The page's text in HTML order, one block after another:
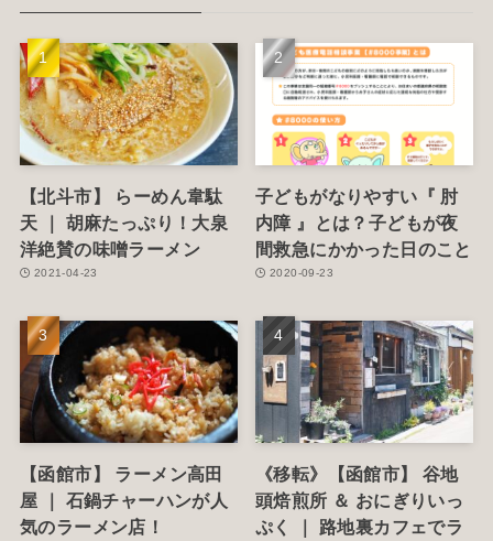
(5)
【北斗市】 らーめん韋駄
天 ｜ 胡麻たっぷり！大泉
洋絶賛の味噌ラーメン
2021-04-23
子どもがなりやすい『 肘
内障 』とは？子どもが夜
間救急にかかった日のこと
2020-09-23
【函館市】 ラーメン高田
屋 ｜ 石鍋チャーハンが人
気のラーメン店！
《移転》【函館市】 谷地
頭焙煎所 ＆ おにぎりいっ
ぷく ｜ 路地裏カフェでラ